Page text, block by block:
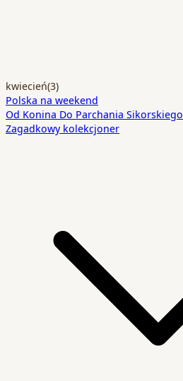
kwiecień(3)
Polska na weekend
Od Konina Do Parchania Sikorskiego
Zagadkowy kolekcjoner